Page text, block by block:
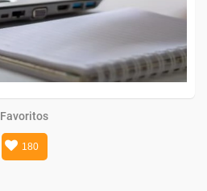
Favoritos
180